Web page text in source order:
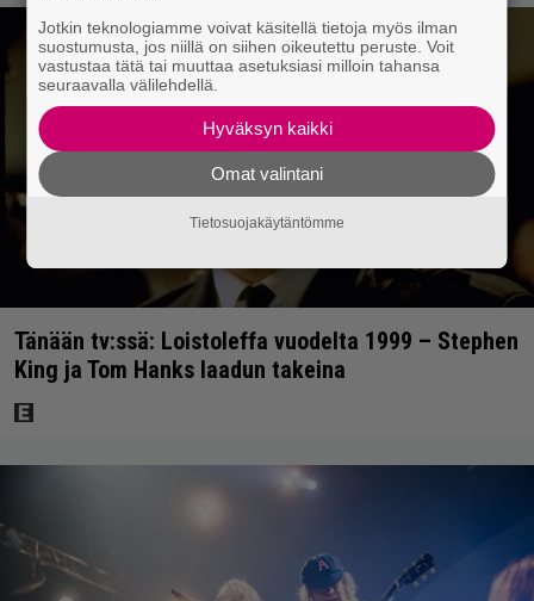
Tänään tv:ssä: Loistoleffa vuodelta 1999 – Stephen
King ja Tom Hanks laadun takeina
Jotkin teknologiamme voivat käsitellä tietoja myös ilman
suostumusta, jos niillä on siihen oikeutettu peruste. Voit
vastustaa tätä tai muuttaa asetuksiasi milloin tahansa
seuraavalla välilehdellä.
Hyväksyn kaikki
Omat valintani
Tietosuojakäytäntömme